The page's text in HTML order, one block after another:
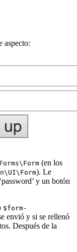
aspecto:
(en los
). Le
y un botón
$form-
envió y si se rellenó
Después de la